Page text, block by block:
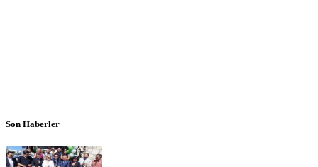
Son Haberler